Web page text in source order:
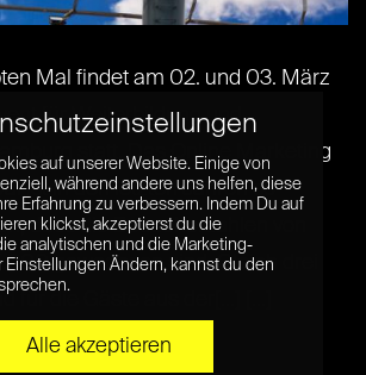
Mal findet am 02. und 03. März
für Weiterbildung und
statt. Das Online Marketing
ist in den letzten Jahren so
dass die Besucherzahlen von
gewachsen sind. Gleich drei
für die Gäste aus der[...] [...]
auf unserer Website. Einige von
während andere uns helfen, diese
Erfahrung zu verbessern. Indem Du auf
klickst, akzeptierst du die
analytischen und die Marketing-
Einstellungen Ändern, kannst du den
Alle akzeptieren